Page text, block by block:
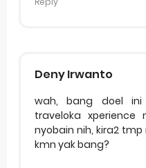
Deny Irwanto
wah, bang doel ini
traveloka xperience
nyobain nih, kira2
kmn yak bang?